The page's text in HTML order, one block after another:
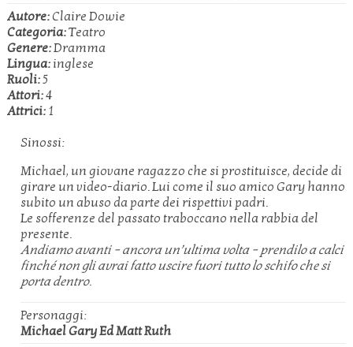
Autore:Claire Dowie
Categoria:Teatro
Genere:Dramma
Lingua:inglese
Ruoli:5
Attori:4
Attrici:1
Sinossi:
Michael, un giovane ragazzo che si prostituisce, decide di
girare un video-diario. Lui come il suo amico Gary hanno
subito un abuso da parte dei rispettivi padri.
Le sofferenze del passato traboccano nella rabbia del
presente.
Andiamo avanti – ancora un’ultima volta – prendilo a calci
finché non gli avrai fatto uscire fuori tutto lo schifo che si
porta dentro.
Personaggi:
MichaelGaryEdMattRuth